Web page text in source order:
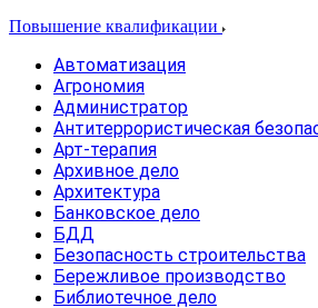
Повышение квалификации
Автоматизация
Агрономия
Администратор
Антитеррористическая
Арт-терапия
Архивное дело
Архитектура
Банковское дело
БДД
Безопасность строительства
Бережливое производство
Библиотечное дело